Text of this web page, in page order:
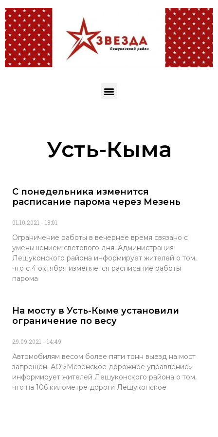
Усть-Кыма
С понедельника изменится
расписание парома через Мезень
01.10.2021 18:01
Ограничение работы в вечернее время связано с
уменьшением светового дня. Администрация
Лешуконского района информирует жителей о том,
что с 4 октября изменяется расписание работы
парома
На мосту в Усть-Кыме установили
ограничение по весу
29.09.2021 14:49
Автомобилям весом более пяти тонн выезд на мост
запрещен. АО «Мезенское дорожное управление»
информирует жителей Лешуконского района о том,
что на 106 километре дороги Лешуконское